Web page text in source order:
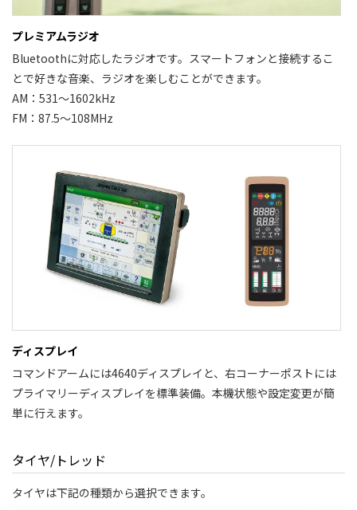
プレミアムラジオ
Bluetoothに対応したラジオです。スマートフォンと接続するこ
とで好きな音楽、ラジオを楽しむことができます。
AM：531～1602kHz
FM：87.5～108MHz
ディスプレイ
コマンドアームには4640ディスプレイと、右コーナーポストには
プライマリーディスプレイを標準装備。本機状態や設定変更が簡
単に行えます。
タイヤ/トレッド
タイヤは下記の種類から選択できます。